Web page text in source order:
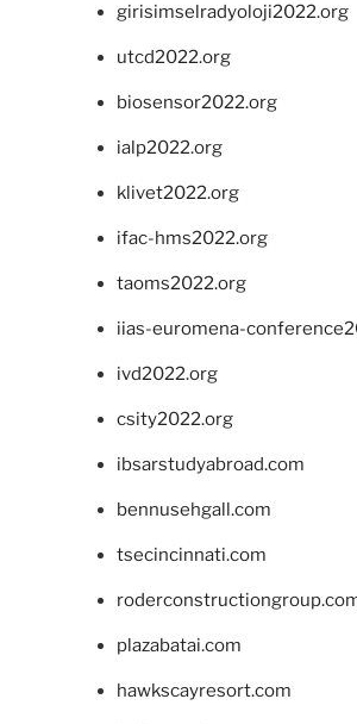
girisimselradyoloji2022.org
utcd2022.org
biosensor2022.org
ialp2022.org
klivet2022.org
ifac-hms2022.org
taoms2022.org
iias-euromena-
ivd2022.org
csity2022.org
ibsarstudyabroad.com
bennusehgall.com
tsecincinnati.com
plazabatai.com
hawkscayresort.com